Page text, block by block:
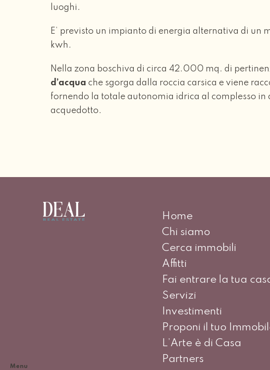
Menu
luoghi.
E’ previsto un impianto di energia alternativa di un
kwh.
Nella zona boschiva di circa 42.000 mq. di
d’acqua che sgorga dalla roccia carsica e viene
fornendo la totale autonomia idrica al complesso
acquedotto.
Home
Chi siamo
Cerca immobili
Affitti
Fai entrare la tua
Servizi
Investimenti
Proponi il tuo
L’Arte è di Casa
Partners